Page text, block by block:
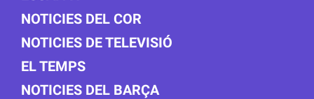
NOTICIES DEL COR
NOTICIES DE TELEVISIÓ
EL TEMPS
NOTICIES DEL BARÇA